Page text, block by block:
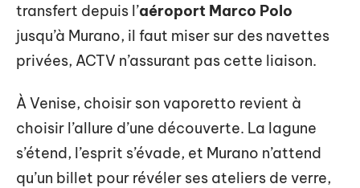
transfert depuis l’aéroport Marco Polo
jusqu’à Murano, il faut miser sur des navettes
privées, ACTV n’assurant pas cette liaison.
À Venise, choisir son vaporetto revient à
choisir l’allure d’une découverte. La lagune
s’étend, l’esprit s’évade, et Murano n’attend
qu’un billet pour révéler ses ateliers de verre,